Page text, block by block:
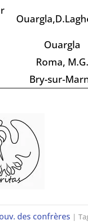
Ouargla
Roma, M.G.
Bry-sur-
des confrères |